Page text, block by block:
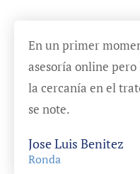
En un primer
asesoría online
la cercanía en el
se note.
Jose Luis Benitez
Ronda